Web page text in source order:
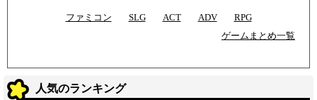
ファミコン SLG ACT ADV
RPG
ゲームまとめ一覧
人気のランキング